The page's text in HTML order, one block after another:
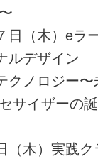
（木）eラ
ルデザイン
ノロジー
サイザーの
木）実践